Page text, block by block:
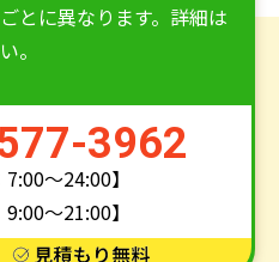
とに異なります。詳細は
。
3962
7:00〜24:00】
9:00〜21:00】